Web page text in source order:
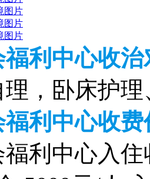
利中心收治
理，卧床护
利中心收
利中心入